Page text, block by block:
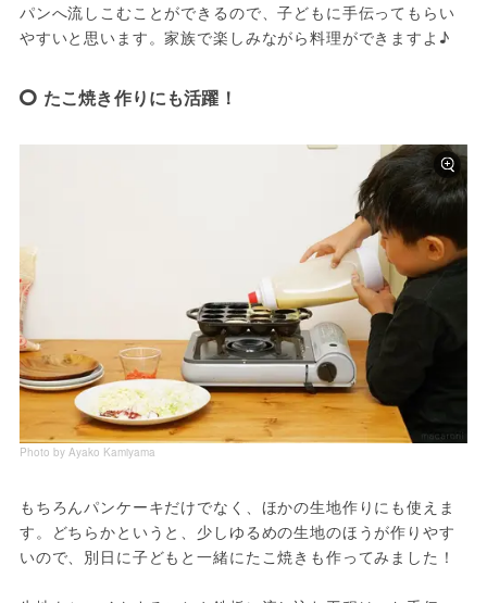
パンへ流しこむことができるので、子どもに手伝ってもらい
やすいと思います。家族で楽しみながら料理ができますよ♪
たこ焼き作りにも活躍！
Photo by Ayako Kamiyama
もちろんパンケーキだけでなく、ほかの生地作りにも使えま
す。どちらかというと、少しゆるめの生地のほうが作りやす
いので、別日に子どもと一緒にたこ焼きも作ってみました！